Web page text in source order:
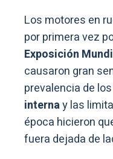
Los motores en
por primera vez
Exposición
causaron gran
prevalencia de los
internay las
época hicieron
fuera dejada de